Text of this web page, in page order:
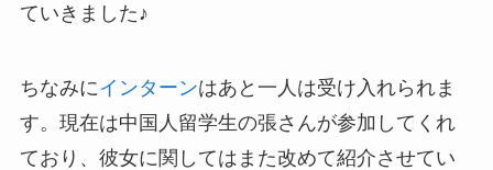
ていきました♪
ちなみに インターンはあと一人は受け入れられま
す。現在は中国人留学生の張さんが参加してくれ
ており、彼女に関してはまた改めて紹介させてい